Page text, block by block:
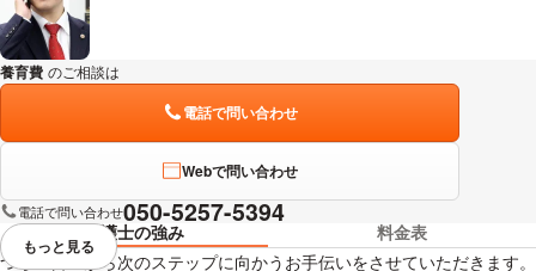
養育費 のご相談は
電話で問い合わせ
Webで問い合わせ
電話で問い合わせ050-5257-5394
弁護士の強み
料金表
つらい日々から次のステップに向かうお手伝いをさせていただきます。
視覚的に省略されている要素を
もっと見る